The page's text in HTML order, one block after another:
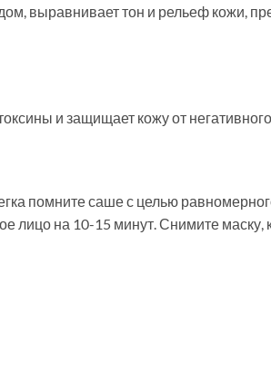
выравнивает тон и рельеф кожи,
и защищает кожу от
помните саше с целью
лицо на 10-15 минут. Снимите маску,